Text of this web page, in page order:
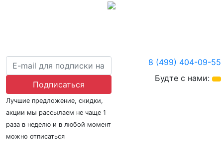
Подписаться
Лучшие предложение, скидки,
акции мы рассылаем не чаще 1
раза в неделю и в любой момент
можно отписаться
8 (499) 404-09-55
Будте с нами: